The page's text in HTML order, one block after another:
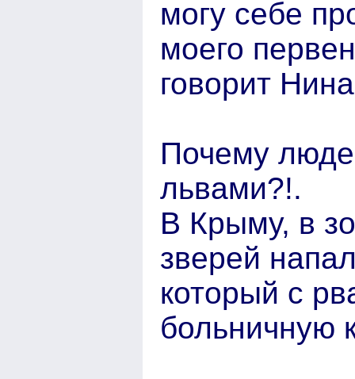
могу себе
моего
говорит
Почему
львами?!.
В Крыму, в
зверей
который с
больничную